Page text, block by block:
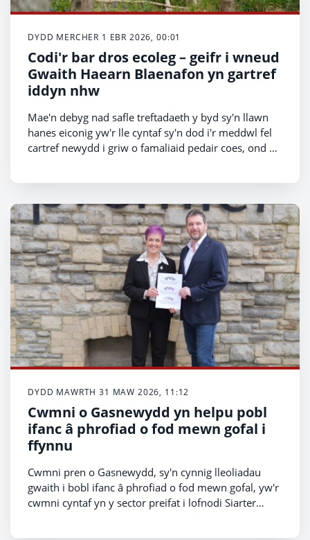
DYDD MERCHER 1 EBR 2026, 00:01
Codi'r bar dros ecoleg – geifr i wneud
Gwaith Haearn Blaenafon yn gartref
iddyn nhw
Mae'n debyg nad safle treftadaeth y byd sy'n llawn
hanes eiconig yw'r lle cyntaf sy'n dod i'r meddwl fel
cartref newydd i griw o famaliaid pedair coes, ond yn
DYDD MAWRTH 31 MAW 2026, 11:12
Cwmni o Gasnewydd yn helpu pobl
ifanc â phrofiad o fod mewn gofal i
ffynnu
Cwmni pren o Gasnewydd, sy'n cynnig lleoliadau
gwaith i bobl ifanc â phrofiad o fod mewn gofal, yw'r
cwmni cyntaf yn y sector preifat i lofnodi Siarter